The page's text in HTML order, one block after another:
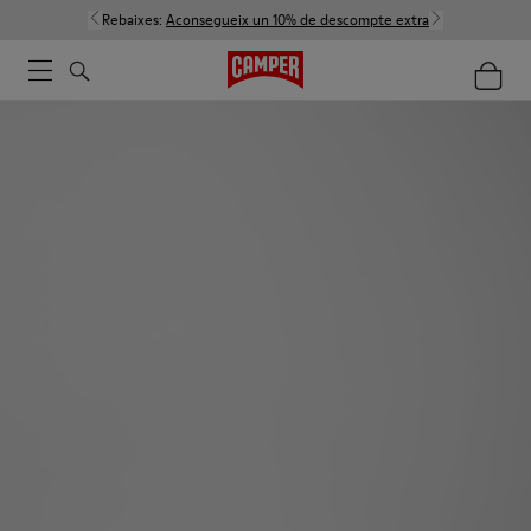
Rebaixes: Aconsegueix un 10% de descompte extra